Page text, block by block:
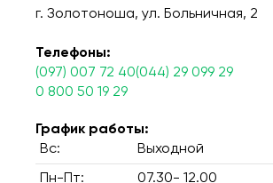
г. Золотоноша, ул. Больничная, 2
Телефоны:
(097) 007 72 40(044) 29 099 29
0 800 50 19 29
График работы:
Вс:
Выходной
Пн-Пт: 07.30- 12.00